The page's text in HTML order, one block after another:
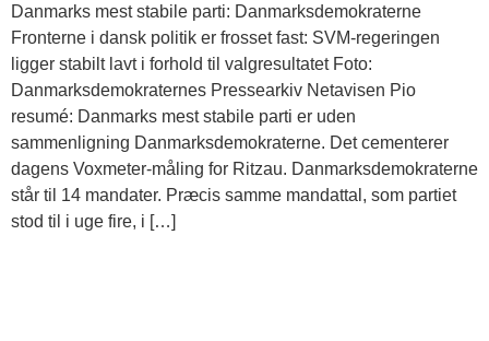
Danmarks mest stabile parti: Danmarksdemokraterne
Fronterne i dansk politik er frosset fast: SVM-regeringen
ligger stabilt lavt i forhold til valgresultatet Foto:
Danmarksdemokraternes Pressearkiv Netavisen Pio
resumé: Danmarks mest stabile parti er uden
sammenligning Danmarksdemokraterne. Det cementerer
dagens Voxmeter-måling for Ritzau. Danmarksdemokraterne
står til 14 mandater. Præcis samme mandattal, som partiet
stod til i uge fire, i […]